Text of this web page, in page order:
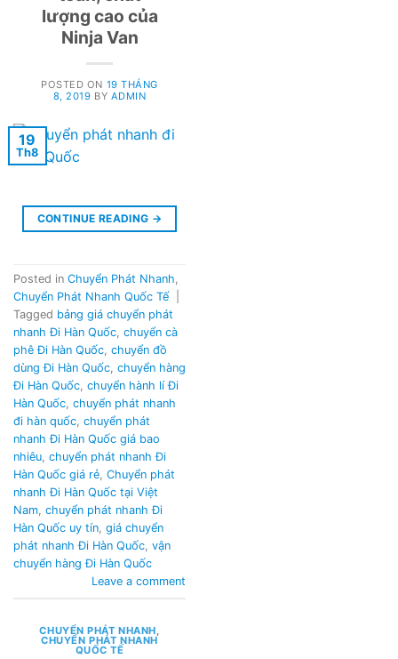
lượng cao của
Ninja Van
POSTED ON 19 THÁNG
8, 2019 BY ADMIN
19
Th8
CONTINUE READING →
Posted in Chuyển Phát Nhanh,
Chuyển Phát Nhanh Quốc Tế
Tagged bảng giá chuyển phát
nhanh Đi Hàn Quốc, chuyển cà
phê Đi Hàn Quốc, chuyển đồ
dùng Đi Hàn Quốc, chuyển hàng
Đi Hàn Quốc, chuyển hành lí Đi
Hàn Quốc, chuyển phát nhanh
đi hàn quốc, chuyển phát
nhanh Đi Hàn Quốc giá bao
nhiêu, chuyển phát nhanh Đi
Hàn Quốc giá rẻ, Chuyển phát
nhanh Đi Hàn Quốc tại Việt
Nam, chuyển phát nhanh Đi
Hàn Quốc uy tín, giá chuyển
phát nhanh Đi Hàn Quốc, vận
chuyển hàng Đi Hàn Quốc
Leave a comment
CHUYỂN PHÁT NHANH,
CHUYỂN PHÁT NHANH
QUỐC TẾ